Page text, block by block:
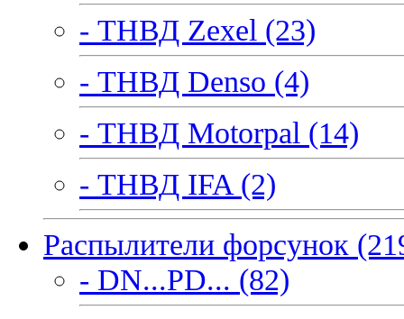
- ТНВД Zexel (23)
- ТНВД Denso (4)
- ТНВД Motorpal (14)
- ТНВД IFA (2)
Распылители форсунок
- DN...PD... (82)